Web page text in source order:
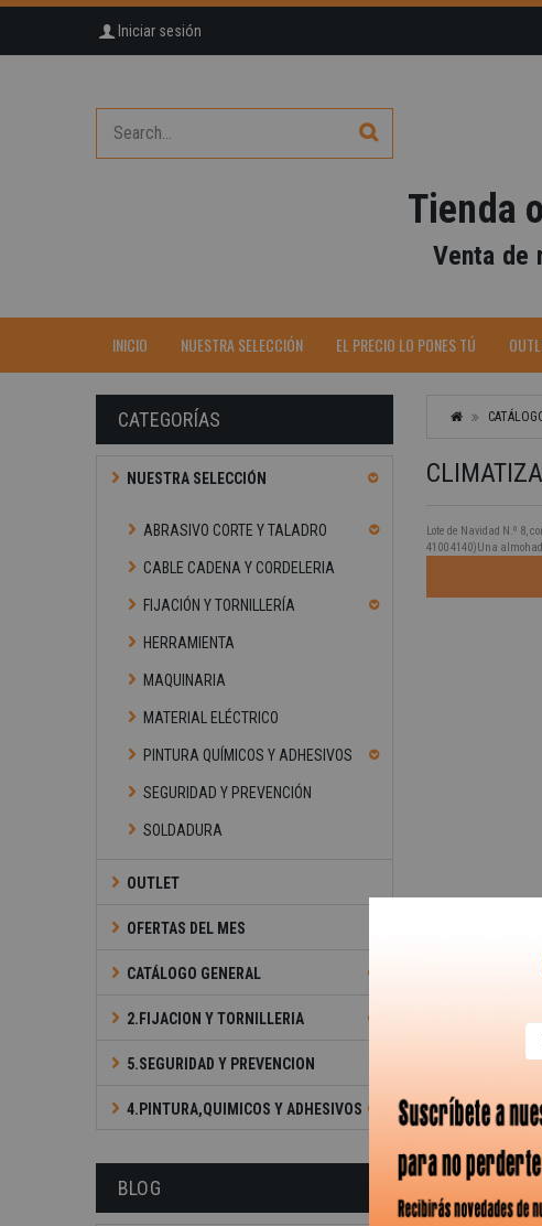
Iniciar sesión
Tienda
Venta de
INICIO NUESTRA SELECCIÓN EL PRECIO LO PONES TÚ
CATEGORÍAS
NUESTRA SELECCIÓN
ABRASIVO CORTE Y TALADRO
CABLE CADENA Y CORDELERIA
FIJACIÓN Y TORNILLERÍA
HERRAMIENTA
MAQUINARIA
MATERIAL ELÉCTRICO
PINTURA QUÍMICOS Y ADHESIVOS
SEGURIDAD Y PREVENCIÓN
SOLDADURA
OUTLET
OFERTAS DEL MES
CATÁLOGO GENERAL
2.FIJACION Y TORNILLERIA
5.SEGURIDAD Y PREVENCION
4.PINTURA,QUIMICOS Y ADHESIVOS
BLOG
Lote de Navidad N.º 8,
4100 4140)Una